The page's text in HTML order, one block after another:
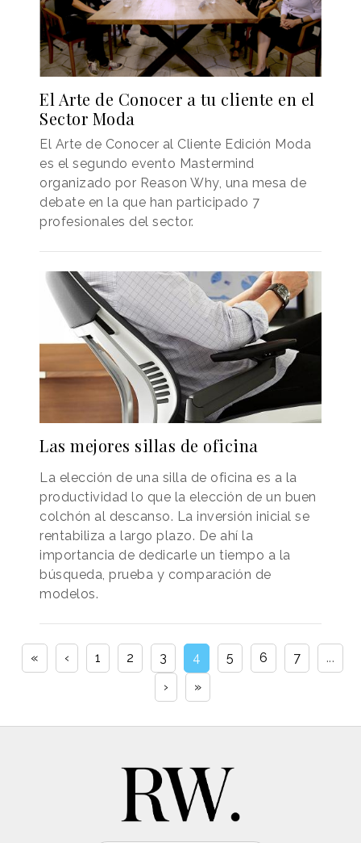
El Arte de Conocer a tu cliente en el
Sector Moda
El Arte de Conocer al Cliente Edición Moda
es el segundo evento Mastermind
organizado por Reason Why, una mesa de
debate en la que han participado 7
profesionales del sector.
Las mejores sillas de oficina
La elección de una silla de oficina es a la
productividad lo que la elección de un buen
colchón al descanso. La inversión inicial se
rentabiliza a largo plazo. De ahí la
importancia de dedicarle un tiempo a la
búsqueda, prueba y comparación de
modelos.
« ‹ 1 2 3 4 5 6 7
...
›
»